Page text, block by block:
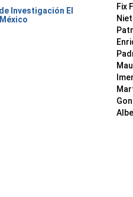
Investigación El
Fix